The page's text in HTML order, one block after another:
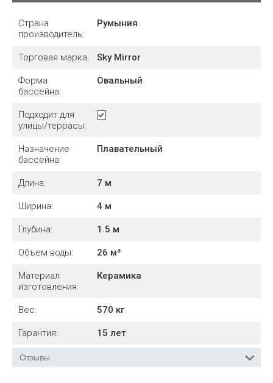
Страна
производитель:
Румыния
Торговая марка: Sky Mirror
Форма
бассейна:
Овальный
Подходит для
улицы/террасы:
Назначение
бассейна:
Плавательный
Длина: 7 м
Ширина: 4 м
Глубина: 1.5 м
Объем воды: 26 м³
Материал
изготовления:
Керамика
Вес: 570 кг
Гарантия: 15 лет
Отзывы